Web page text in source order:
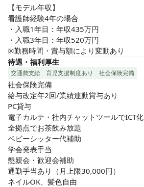
【モデル年収】
看護師経験4年の場合
・入職1年目：年収435万円
・入職3年目：年収520万円
※勤務時間・賞与額により変動あり
待遇・福利厚生
交通費支給 育児支援制度あり 社会保険完備
社会保険完備
給与改定年2回/業績連動賞与あり
PC貸与
電子カルテ・社内チャットツールでICT化
全拠点でお茶飲み放題
ベビーシッター代補助
学会発表手当
懇親会・歓迎会補助
通勤手当あり（月上限30,000円）
ネイルOK、髪色自由